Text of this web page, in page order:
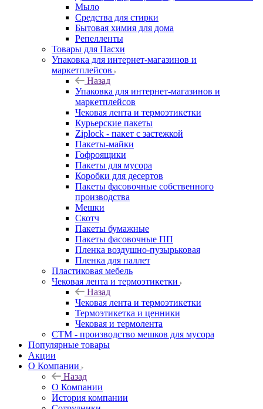
Мыло
Средства для стирки
Бытовая химия для дома
Репелленты
Товары для Пасхи
Упаковка для интернет-магазинов и
маркетплейсов
Назад
Упаковка для интернет-магазинов и
маркетплейсов
Чековая лента и термоэтикетки
Курьерские пакеты
Ziplock - пакет с застежкой
Пакеты-майки
Гофроящики
Пакеты для мусора
Коробки для десертов
Пакеты фасовочные собственного
производства
Мешки
Скотч
Пакеты бумажные
Пакеты фасовочные ПП
Пленка воздушно-пузырьковая
Пленка для паллет
Пластиковая мебель
Чековая лента и термоэтикетки
Назад
Чековая лента и термоэтикетки
Термоэтикетка и ценники
Чековая и термолента
СТМ - производство мешков для мусора
Популярные товары
Акции
О Компании
Назад
О Компании
История компании